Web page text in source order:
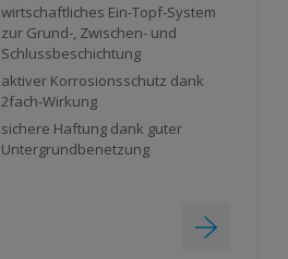
wirtschaftliches Ein-Topf-System
zur Grund-, Zwischen- und
Schlussbeschichtung
aktiver Korrosionsschutz dank
2fach-Wirkung
sichere Haftung dank guter
Untergrundbenetzung